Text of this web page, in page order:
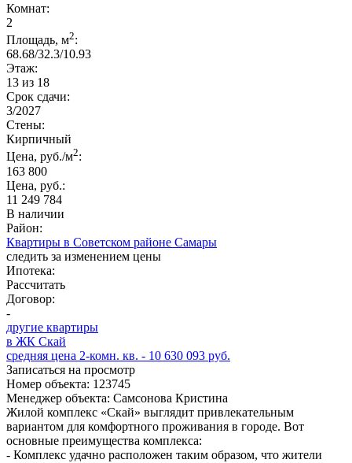
Комнат:
2
Площадь, м2:
68.68/32.3/10.93
Этаж:
13 из 18
Срок сдачи:
3/2027
Стены:
Кирпичный
Цена, руб./м2:
163 800
Цена, руб.:
11 249 784
В наличии
Район:
Квартиры в Советском районе Самары
следить за изменением цены
Ипотека:
Рассчитать
Договор:
-
другие квартиры
в ЖК Скай
средняя цена 2-комн. кв. - 10 630 093 руб.
Записаться на просмотр
Номер объекта: 123745
Менеджер объекта: Самсонова Кристина
Жилой комплекс «Скай» выглядит привлекательным
вариантом для комфортного проживания в городе. Вот
основные преимущества комплекса:
- Комплекс удачно расположен таким образом, что жители